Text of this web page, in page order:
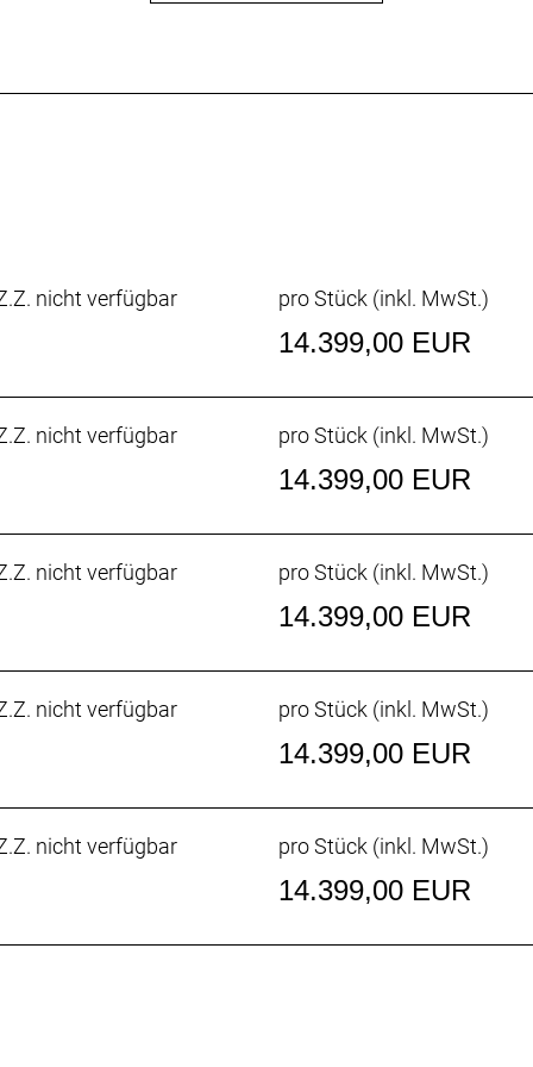
von einer besseren Aerodynamik zu profitieren oder im
und Flaschenhalter wurden zusammen mit dem
RED AXS E1
Centerlock, 160 mm
konischer Carbongabelschaft, interne
12 x 100 mm Steckachse
nicht verfügbar pro Stück (inkl. MwSt.)
14.399,00 EUR
nicht verfügbar pro Stück (inkl. MwSt.)
14.399,00 EUR
nicht verfügbar pro Stück (inkl. MwSt.)
14.399,00 EUR
nicht verfügbar pro Stück (inkl. MwSt.)
14.399,00 EUR
nicht verfügbar pro Stück (inkl. MwSt.)
14.399,00 EUR